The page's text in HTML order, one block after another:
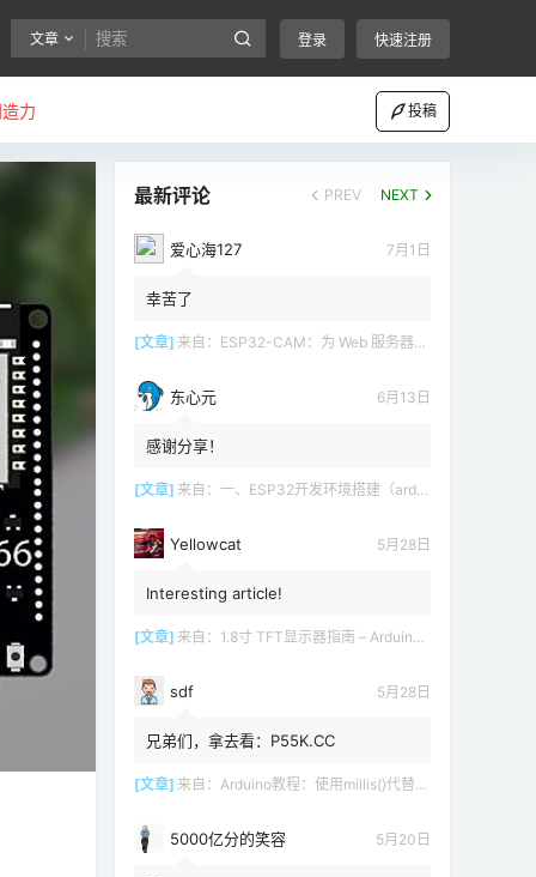
文章 登录 快速注册
力 投稿
最新评论 PREV NEXT
爱心海127 7月1日
幸苦了
[文章] 来自： ESP32-CAM：为 Web 服务器（Arduino IDE）设置接入点（AP）
东心元 6月13日
感谢分享！
[文章] 来自： 一、ESP32开发环境搭建（arduino）
Yellowcat 5月28日
Interesting article!
[文章] 来自： 1.8寸 TFT显示器指南 – Arduino教程
sdf 5月28日
兄弟们，拿去看：P55K.CC
[文章] 来自： Arduino教程：使用millis()代替delay()
5000亿分的笑容 5月20日